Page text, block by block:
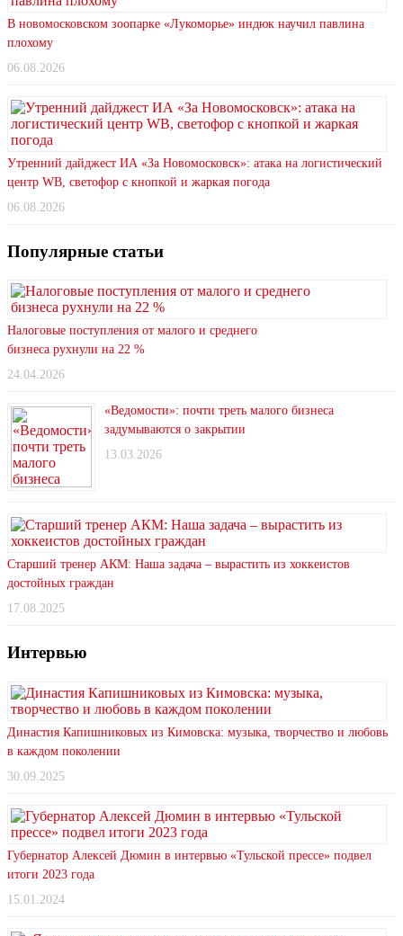
В новомосковском зоопарке «Лукоморье» индюк научил павлина
плохому
06.08.2026
Утренний дайджест ИА «За Новомосковск»: атака на логистический
центр WB, светофор с кнопкой и жаркая погода
06.08.2026
Популярные статьи
Налоговые поступления от малого и среднего
бизнеса рухнули на 22 %
24.04.2026
«Ведомости»: почти треть малого бизнеса
задумываются о закрытии
13.03.2026
Старший тренер АКМ: Наша задача – вырастить из хоккеистов
достойных граждан
17.08.2025
Интервью
Династия Капишниковых из Кимовска: музыка, творчество и любовь
в каждом поколении
30.09.2025
Губернатор Алексей Дюмин в интервью «Тульской прессе» подвел
итоги 2023 года
15.01.2024